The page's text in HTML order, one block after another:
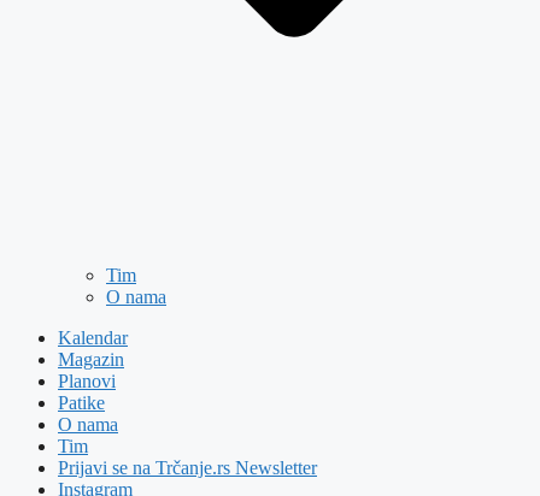
Tim
O nama
Kalendar
Magazin
Planovi
Patike
O nama
Tim
Prijavi se na Trčanje.rs Newsletter
Instagram